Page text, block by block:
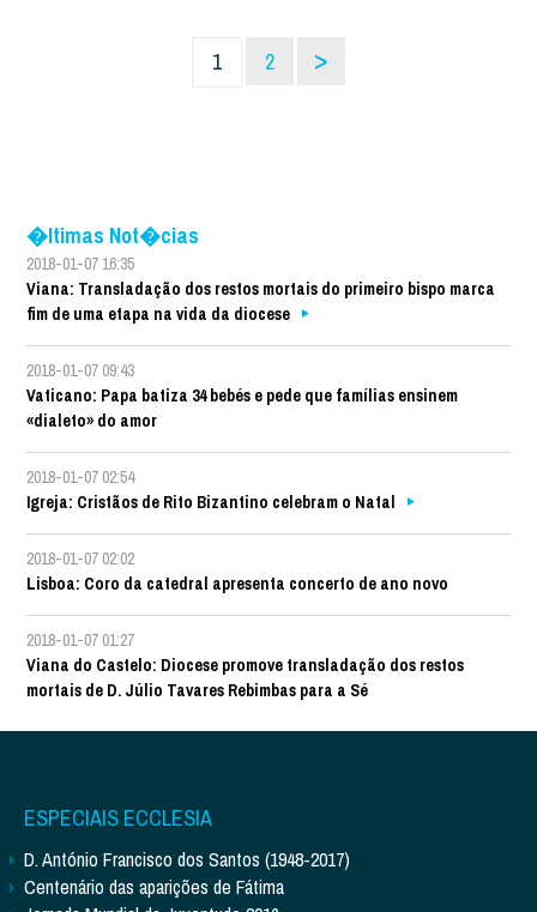
1 2 >
�ltimas Not�cias
2018-01-07 16:35
Viana: Transladação dos restos mortais do primeiro bispo marca
fim de uma etapa na vida da diocese
2018-01-07 09:43
Vaticano: Papa batiza 34 bebés e pede que famílias ensinem
«dialeto» do amor
2018-01-07 02:54
Igreja: Cristãos de Rito Bizantino celebram o Natal
2018-01-07 02:02
Lisboa: Coro da catedral apresenta concerto de ano novo
2018-01-07 01:27
Viana do Castelo: Diocese promove transladação dos restos
mortais de D. Júlio Tavares Rebimbas para a Sé
ESPECIAIS ECCLESIA
D. António Francisco dos Santos (1948-2017)
Centenário das aparições de Fátima